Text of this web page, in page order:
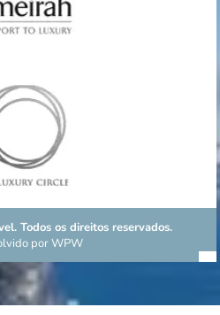
Todos os direitos reservados.
porWPW